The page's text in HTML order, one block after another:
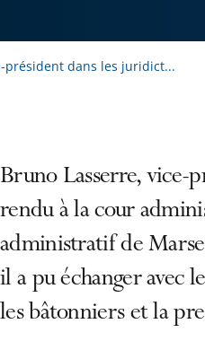
président dans les juridict...
Bruno Lasserre, vice-
rendu à la cour
administratif de
il a pu échanger avec
les bâtonniers et la